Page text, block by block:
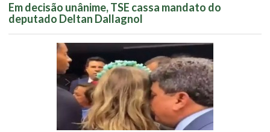
Em decisão unânime, TSE cassa mandato do
deputado Deltan Dallagnol